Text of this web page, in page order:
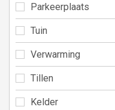
Parkeerplaats
Tuin
Verwarming
Tillen
Kelder